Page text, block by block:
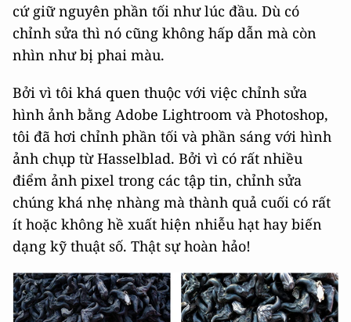
cứ giữ nguyên phần tối như lúc đầu. Dù có
chỉnh sửa thì nó cũng không hấp dẫn mà còn
nhìn như bị phai màu.
Bởi vì tôi khá quen thuộc với việc chỉnh sửa
hình ảnh bằng Adobe Lightroom và Photoshop,
tôi đã hơi chỉnh phần tối và phần sáng với hình
ảnh chụp từ Hasselblad. Bởi vì có rất nhiều
điểm ảnh pixel trong các tập tin, chỉnh sửa
chúng khá nhẹ nhàng mà thành quả cuối có rất
ít hoặc không hề xuất hiện nhiễu hạt hay biến
dạng kỹ thuật số. Thật sự hoàn hảo!